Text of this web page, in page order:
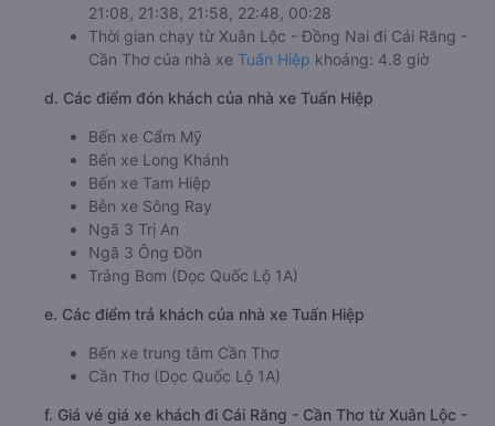
21:08, 21:38, 21:58, 22:48, 00:28
Thời gian chạy từ Xuân Lộc - Đồng Nai đi Cái Răng -
Cần Thơ của nhà xe Tuấn Hiệp khoảng: 4.8 giờ
d. Các điểm đón khách của nhà xe Tuấn Hiệp
Bến xe Cẩm Mỹ
Bến xe Long Khánh
Bến xe Tam Hiệp
Bễn xe Sông Ray
Ngã 3 Trị An
Ngã 3 Ông Đồn
Trảng Bom (Dọc Quốc Lộ 1A)
e. Các điểm trả khách của nhà xe Tuấn Hiệp
Bến xe trung tâm Cần Thơ
Cần Thơ (Dọc Quốc Lộ 1A)
f. Giá vé giá xe khách đi Cái Răng - Cần Thơ từ Xuân Lộc -